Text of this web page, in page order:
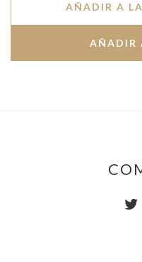
AÑADIR A